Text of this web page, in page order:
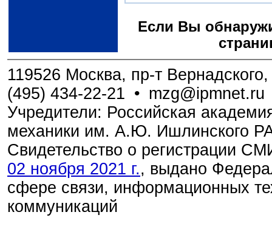
Если Вы
119526 Москва, пр-т
(495) 434-22-21 • mzg@ipmnet.ru
Учредители: Российская
механики им. А.Ю. Ишлинского
Свидетельство о регистрации
02 ноября 2021 г., выдано
сфере связи, информационных
коммуникаций